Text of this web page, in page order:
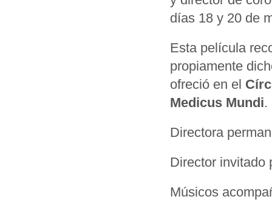
días 18 y 20 de
Esta película
propiamente
ofreció en el
Medicus Mundi.
Directora
Director invitado
Músicos